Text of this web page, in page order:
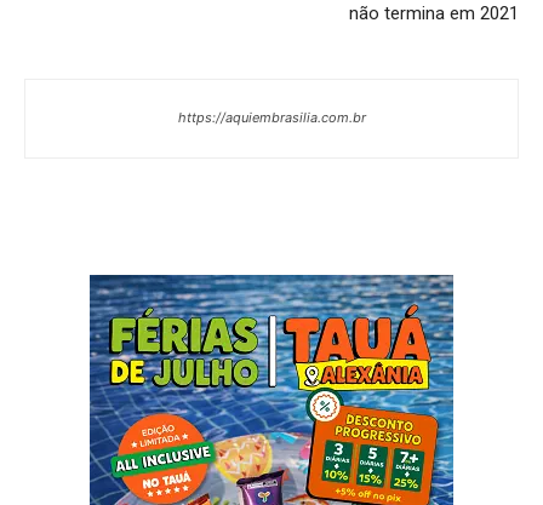
não termina em 2021
https://aquiembrasilia.com.br